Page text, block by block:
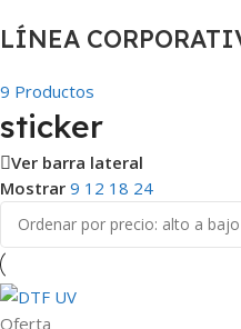
LÍNEA
9 Productos
sticker
Ver barra lateral
Mostrar 9 12 18 24
Oferta